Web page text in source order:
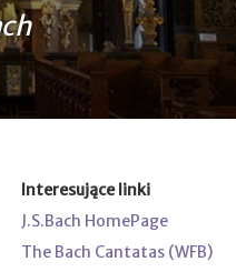
Interesujące linki
J.S.Bach HomePage
The Bach Cantatas (WFB)